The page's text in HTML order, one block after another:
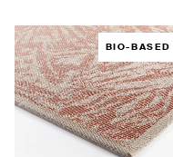
BIO-BASED